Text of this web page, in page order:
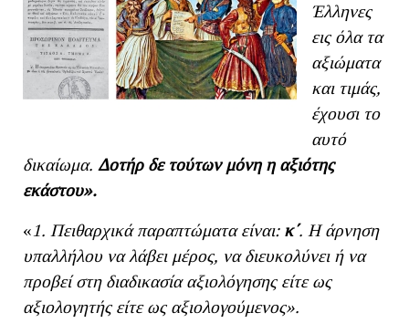
Έλληνες
εις όλα τα
αξιώματα
και τιμάς,
έχουσι το
αυτό
δικαίωμα. Δοτήρ δε τούτων μόνη η αξιότης
εκάστου».
« 1. Πειθαρχικά παραπτώματα είναι: κ΄. Η άρνηση
υπαλλήλου να λάβει μέρος, να διευκολύνει ή να
προβεί στη διαδικασία αξιολόγησης είτε ως
αξιολογητής είτε ως αξιολογούμενος».